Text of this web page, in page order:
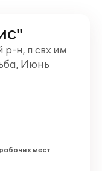
р-н, п свх им
Июнь
мест